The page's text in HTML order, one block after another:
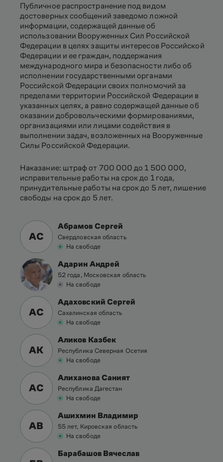
Публичное распространение под видом
достоверных сообщений заведомо ложной
информации, содержащей данные об
использовании Вооруженных Сил Российской
Федерации в целях защиты интересов Российской
Федерации и ее граждан, поддержания
международного мира и безопасности либо об
исполнении государственными органами
Российской Федерации своих полномочий за
пределами территории Российской Федерации в
указанных целях, а равно содержащей данные об
оказании добровольческими формированиями,
организациями или лицами содействия в
выполнении задач, возложенных на Вооруженные
Силы Российской Федерации.
Наказание: штраф от 700 000 до 1 500 000,
исправительные работы на срок до 1 года,
принудительные работы на срок до 5 лет, лишение
свободы на срок до 5 лет.
АС
Абрамов Сергей
Свердловская область
На свободе
Адарин Андрей
52 года, Московская область
На свободе
АС
Адаховский Сергей
Сахалинская область
На свободе
АК
Аликов Казбек
Республика Северная Осетия
На свободе
АС
Алиханова Саният
Республика Дагестан
На свободе
АВ
Ашихмин Владимир
55 лет, Кировская область
На свободе
Барабашов Вячеслав